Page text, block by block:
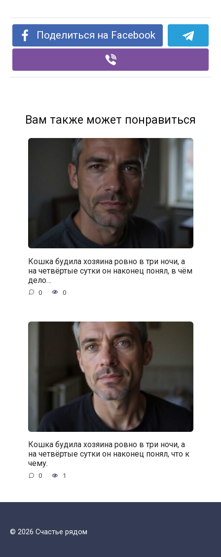
Поделиться на Facebook
Вам также может понравиться
Кошка будила хозяина ровно в три ночи, а
на четвёртые сутки он наконец понял, в чём
дело…
0 0
Кошка будила хозяина ровно в три ночи, а
на четвёртые сутки он наконец понял, что к
чему.
0 1
© 2026 Счастье рядом